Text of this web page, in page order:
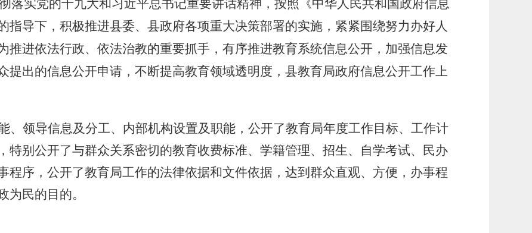
落实党的十九大和习近平总书记重要讲话精神，按照《中华人民共和国政府信息
指导下，积极推进县委、县政府各项重大决策部署的实施，紧紧围绕努力办好人
推进依法行政、依法治教的重要抓手，有序推进教育系统信息公开，加强信息发
提出的信息公开申请，不断提高教育领域透明度，县教育局政府信息公开工作上
、 领导信息及分工、 内部机构设置及职能，公开了教育局年度工作目标、工作计
特别公开了与群众关系密切的教育收费标准、学籍管理、招生、自学考试、民办
程序，公开了教育局工作的法律依据和文件依据，达到群众直观、方便，办事程
为民的目的。